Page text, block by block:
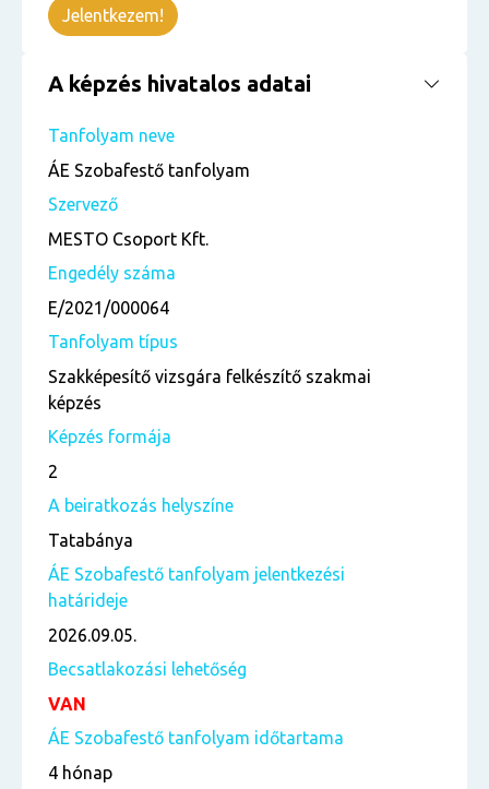
Jelentkezem!
A képzés hivatalos adatai
Tanfolyam neve
ÁE Szobafestő tanfolyam
Szervező
MESTO Csoport Kft.
Engedély száma
E/2021/000064
Tanfolyam típus
Szakképesítő vizsgára felkészítő szakmai
képzés
Képzés formája
2
A beiratkozás helyszíne
Tatabánya
ÁE Szobafestő tanfolyam jelentkezési
határideje
2026.09.05.
Becsatlakozási lehetőség
VAN
ÁE Szobafestő tanfolyam időtartama
4 hónap